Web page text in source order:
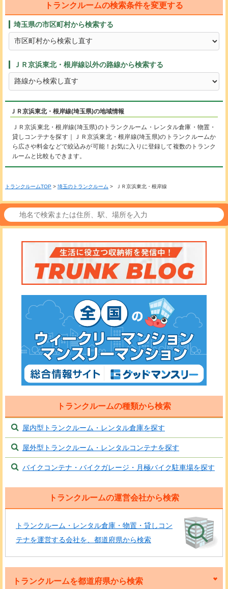
トランクルームの検索条件を変更する
埼玉県の市区町村から検索する
ＪＲ京浜東北・根岸線以外の路線から検索する
ＪＲ京浜東北・根岸線(埼玉県)の地域情報
ＪＲ京浜東北・根岸線(埼玉県)のトランクルーム・レンタル倉庫・物置・
貸しコンテナを探す｜ＪＲ京浜東北・根岸線(埼玉県)のトランクルームか
ら広さや料金などで絞込みが可能！お気に入りに登録して複数のトランク
ルームと比較もできます。
トランクルームTOP > 埼玉のトランクルーム > ＪＲ京浜東北・根岸線
トランクルームの種類から検索
屋内型トランクルーム・レンタル倉庫を探す
屋外型トランクルーム・レンタルコンテナを探す
バイクコンテナ・バイクガレージ・月極バイク駐車場を探す
トランクルームの運営会社から検索
トランクルーム・レンタル倉庫・物置・貸しコン
テナを運営する会社を、都道府県から検索
トランクルームを都道府県から検索